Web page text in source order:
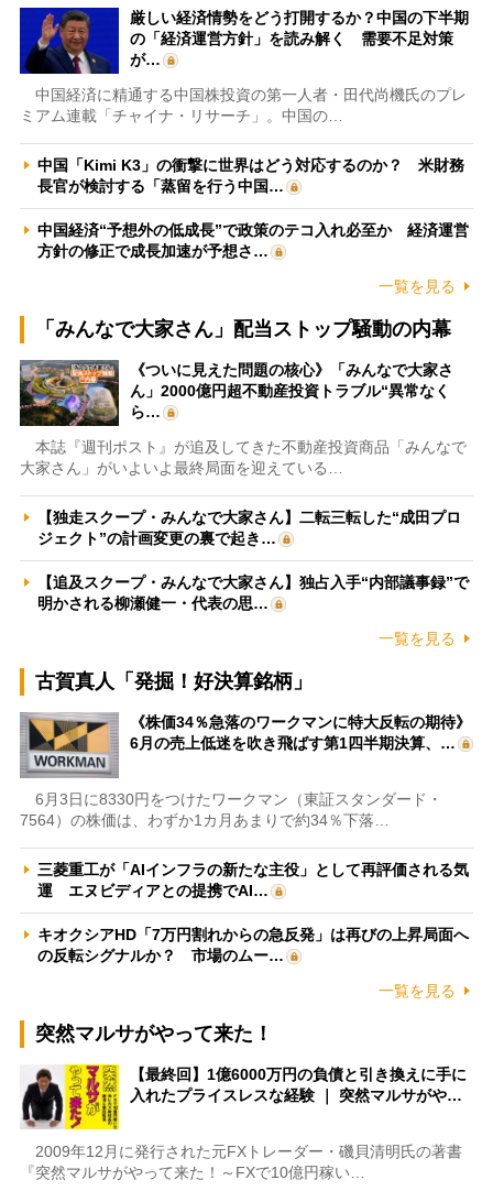
厳しい経済情勢をどう打開するか？中国の下半期
の「経済運営方針」を読み解く 需要不足対策
が…
中国経済に精通する中国株投資の第一人者・田代尚機氏のプレ
ミアム連載「チャイナ・リサーチ」。中国の…
中国「Kimi K3」の衝撃に世界はどう対応するのか？ 米財務
長官が検討する「蒸留を行う中国…
中国経済“予想外の低成長”で政策のテコ入れ必至か 経済運営
方針の修正で成長加速が予想さ…
一覧を見る
「みんなで大家さん」配当ストップ騒動の内幕
《ついに見えた問題の核心》「みんなで大家さ
ん」2000億円超不動産投資トラブル“異常なく
ら…
本誌『週刊ポスト』が追及してきた不動産投資商品「みんなで
大家さん」がいよいよ最終局面を迎えている…
【独走スクープ・みんなで大家さん】二転三転した“成田プロ
ジェクト”の計画変更の裏で起き…
【追及スクープ・みんなで大家さん】独占入手“内部議事録”で
明かされる柳瀬健一・代表の思…
一覧を見る
古賀真人「発掘！好決算銘柄」
《株価34％急落のワークマンに特大反転の期待》
6月の売上低迷を吹き飛ばす第1四半期決算、…
6月3日に8330円をつけたワークマン（東証スタンダード・
7564）の株価は、わずか1カ月あまりで約34％下落…
三菱重工が「AIインフラの新たな主役」として再評価される気
運 エヌビディアとの提携でAI…
キオクシアHD「7万円割れからの急反発」は再びの上昇局面へ
の反転シグナルか？ 市場のムー…
一覧を見る
突然マルサがやって来た！
【最終回】1億6000万円の負債と引き換えに手に
入れたプライスレスな経験 ｜ 突然マルサがや…
2009年12月に発行された元FXトレーダー・磯貝清明氏の著書
『突然マルサがやって来た！～FXで10億円稼い…